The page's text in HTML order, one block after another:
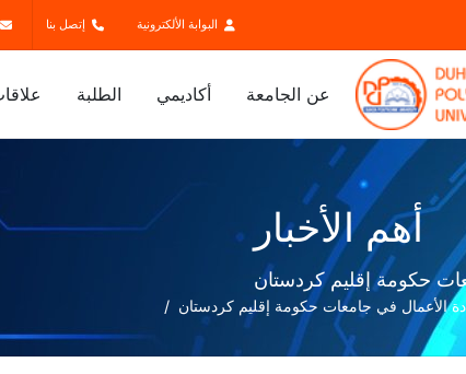
البوابة الألكترونية إتصل بنا
عن الجامعة أكاديمي الطلبة
أهم الأخبار
حكومة إقليم كردستان
الأعمال في جامعات حكومة إقليم كردستان